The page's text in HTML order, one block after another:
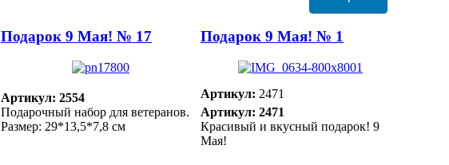
Подарок 9 Мая! № 17
Артикул: 2554
Подарочный набор для ветеранов.
Размер: 29*13,5*7,8 см
Подарок 9 Мая! № 1
Артикул: 2471
Артикул: 2471
Красивый и вкусный подарок! 9
Мая!